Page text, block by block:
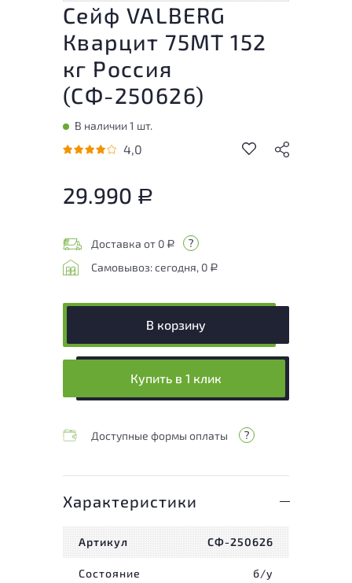
Сейф VALBERG
Кварцит 75МТ 152
кг Россия
(СФ-250626)
В наличии 1 шт.
4,0
29.990 Р
Доставка от 0 Р
Самовывоз: сегодня, 0 Р
В корзину
Купить в 1 клик
Доступные формы оплаты
Характеристики
Артикул СФ-250626
Состояние б/у